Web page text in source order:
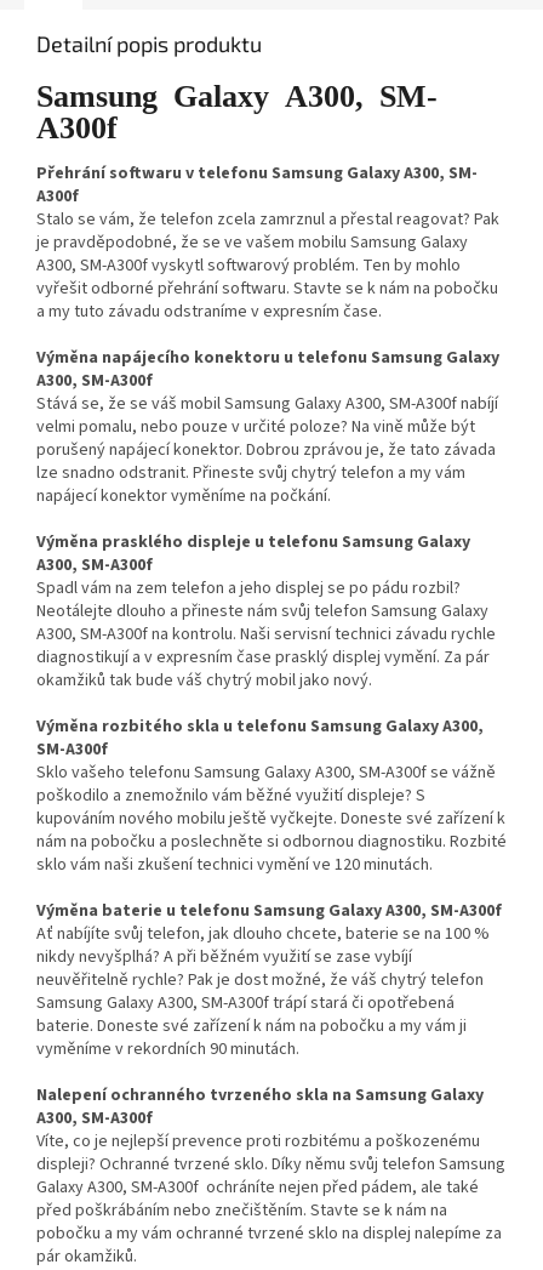
Detailní popis produktu
Samsung Galaxy A300, SM-
A300f
Přehrání softwaru v telefonu Samsung Galaxy A300, SM-
A300f
Stalo se vám, že telefon zcela zamrznul a přestal reagovat? Pak
je pravděpodobné, že se ve vašem mobilu Samsung Galaxy
A300, SM-A300f vyskytl softwarový problém. Ten by mohlo
vyřešit odborné přehrání softwaru. Stavte se k nám na pobočku
a my tuto závadu odstraníme v expresním čase.
Výměna napájecího konektoru u telefonu Samsung Galaxy
A300, SM-A300f
Stává se, že se váš mobil Samsung Galaxy A300, SM-A300f nabíjí
velmi pomalu, nebo pouze v určité poloze? Na vině může být
porušený napájecí konektor. Dobrou zprávou je, že tato závada
lze snadno odstranit. Přineste svůj chytrý telefon a my vám
napájecí konektor vyměníme na počkání.
Výměna prasklého displeje u telefonu Samsung Galaxy
A300, SM-A300f
Spadl vám na zem telefon a jeho displej se po pádu rozbil?
Neotálejte dlouho a přineste nám svůj telefon Samsung Galaxy
A300, SM-A300f na kontrolu. Naši servisní technici závadu rychle
diagnostikují a v expresním čase prasklý displej vymění. Za pár
okamžiků tak bude váš chytrý mobil jako nový.
Výměna rozbitého skla u telefonu Samsung Galaxy A300,
SM-A300f
Sklo vašeho telefonu Samsung Galaxy A300, SM-A300f se vážně
poškodilo a znemožnilo vám běžné využití displeje? S
kupováním nového mobilu ještě vyčkejte. Doneste své zařízení k
nám na pobočku a poslechněte si odbornou diagnostiku. Rozbité
sklo vám naši zkušení technici vymění ve 120 minutách.
Výměna baterie u telefonu Samsung Galaxy A300, SM-A300f
Ať nabíjíte svůj telefon, jak dlouho chcete, baterie se na 100 %
nikdy nevyšplhá? A při běžném využití se zase vybíjí
neuvěřitelně rychle? Pak je dost možné, že váš chytrý telefon
Samsung Galaxy A300, SM-A300f trápí stará či opotřebená
baterie. Doneste své zařízení k nám na pobočku a my vám ji
vyměníme v rekordních 90 minutách.
Nalepení ochranného tvrzeného skla na Samsung Galaxy
A300, SM-A300f
Víte, co je nejlepší prevence proti rozbitému a poškozenému
displeji? Ochranné tvrzené sklo. Díky němu svůj telefon Samsung
Galaxy A300, SM-A300f ochráníte nejen před pádem, ale také
před poškrábáním nebo znečištěním. Stavte se k nám na
pobočku a my vám ochranné tvrzené sklo na displej nalepíme za
pár okamžiků.